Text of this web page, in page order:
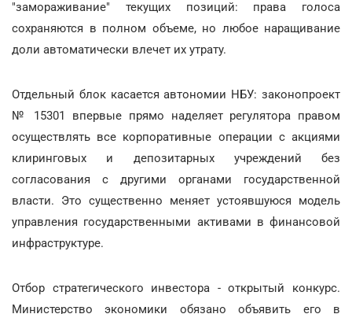
"замораживание" текущих позиций: права голоса
сохраняются в полном объеме, но любое наращивание
доли автоматически влечет их утрату.
Отдельный блок касается автономии НБУ: законопроект
№ 15301 впервые прямо наделяет регулятора правом
осуществлять все корпоративные операции с акциями
клиринговых и депозитарных учреждений без
согласования с другими органами государственной
власти. Это существенно меняет устоявшуюся модель
управления государственными активами в финансовой
инфраструктуре.
Отбор стратегического инвестора - открытый конкурс.
Министерство экономики обязано объявить его в